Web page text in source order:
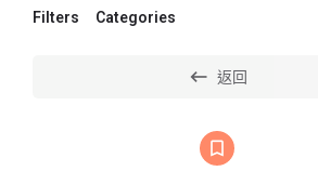
Filters Categories
返回